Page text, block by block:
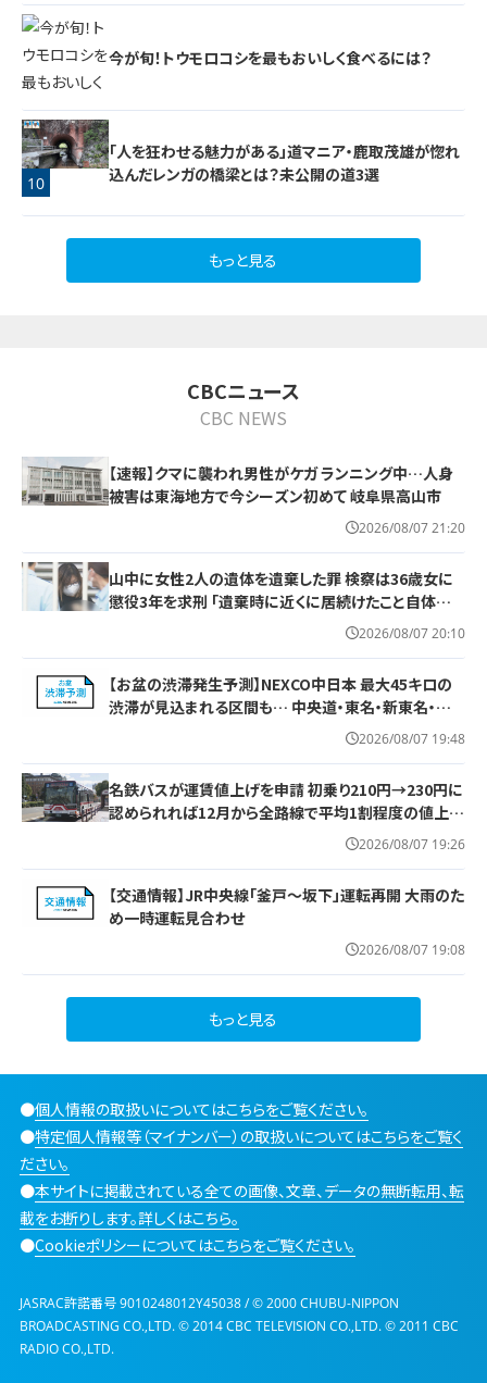
9
今が旬！トウモロコシを最もおいしく食べるには？
10
「人を狂わせる魅力がある」道マニア・鹿取茂雄が惚れ
込んだレンガの橋梁とは？未公開の道3選
もっと見る
CBCニュース
CBC NEWS
【速報】クマに襲われ男性がケガ ランニング中…人身
被害は東海地方で今シーズン初めて 岐阜県高山市
2026/08/07 21:20
山中に女性2人の遺体を遺棄した罪 検察は36歳女に
懲役3年を求刑 ｢遺棄時に近くに居続けたこと自体が
重要な寄与｣ 女は｢黙秘します｣弁護側は無罪主張
2026/08/07 20:10
【お盆の渋滞発生予測】NEXCO中日本 最大45キロの
渋滞が見込まれる区間も… 中央道・東名・新東名・東
名阪道・伊勢湾岸道・北陸道など 一覧 （8月7日～16
2026/08/07 19:48
名鉄バスが運賃値上げを申請 初乗り210円→230円に
認められれば12月から全路線で平均1割程度の値上げ
へ 人件費増や燃料価格の高止まりが理由2026/08/07 19:26
【交通情報】JR中央線「釜戸～坂下」運転再開 大雨のた
め一時運転見合わせ
2026/08/07 19:08
もっと見る
●個人情報の取扱いについてはこちらをご覧ください。
●特定個人情報等（マイナンバー）の取扱いについてはこちらをご覧く
ださい。
●本サイトに掲載されている全ての画像、文章、データの無断転用、転
載をお断りします。詳しくはこちら。
●Cookieポリシーについてはこちらをご覧ください。
JASRAC許諾番号 9010248012Y45038 / © 2000 CHUBU-NIPPON
BROADCASTING CO.,LTD. © 2014 CBC TELEVISION CO.,LTD. © 2011 CBC
RADIO CO.,LTD.